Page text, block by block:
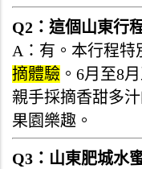
Q2：這個山東行
A：有。本行程特
摘體驗 。6月至8
親手採摘香甜多
果園樂趣。
Q3：山東肥城水